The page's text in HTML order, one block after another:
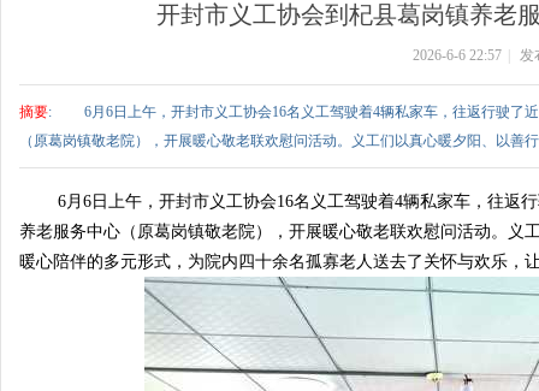
开封市义工协会到杞县葛岗镇养老
2026-6-6 22:57 发
摘要: 6月6日上午，开封市义工协会16名义工驾驶着4辆私家车，往返行驶了
（原葛岗镇敬老院），开展暖心敬老联欢慰问活动。义工们以真心暖夕阳、以善
6月6日上午，开封市义工协会16名义工驾驶着4辆私家车，往返行
养老服务中心（原葛岗镇敬老院），开展暖心敬老联欢慰问活动。义
暖心陪伴的多元形式，为院内四十余名孤寡老人送去了关怀与欢乐，